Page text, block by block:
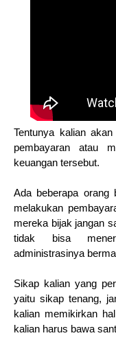
Tentunya kalian
pembayaran atau
keuangan tersebut.
Ada beberapa orang
melakukan
mereka bijak jangan
tidak bisa
administrasinya
Sikap kalian yang
yaitu sikap tenang,
kalian memikirkan
kalian harus bawa